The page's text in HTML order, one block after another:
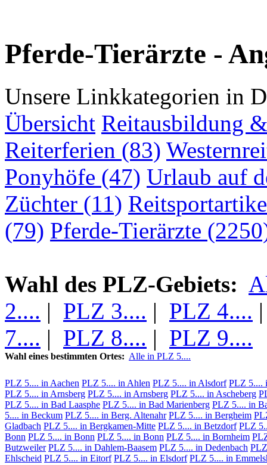
Pferde-Tierärzte -
Unsere Linkkategorien in
Übersicht Reitausbildung
Reiterferien (83)
Ponyhöfe (47) Urlaub auf
Züchter (11)
(79) Pferde-Tierärzte
Wahl des PLZ-Gebiets:
2.... | PLZ 3.... | PLZ 4....
7.... | PLZ 8.... | PLZ 9....
Wahl eines bestimmten Ortes: Alle in PLZ 5....
PLZ 5.... in Aachen PLZ 5.... in Ahlen PLZ 5.... in Alsdorf PLZ 5....
PLZ 5.... in Arnsberg PLZ 5.... in Arnsberg PLZ 5.... in Ascheberg
PLZ 5.... in Bad Laasphe PLZ 5.... in Bad Marienberg PLZ 5.... in
5.... in Beckum PLZ 5.... in Berg. Altenahr PLZ 5.... in Bergheim
Gladbach PLZ 5.... in Bergkamen-Mitte PLZ 5.... in Betzdorf PLZ
Bonn PLZ 5.... in Bonn PLZ 5.... in Bonn PLZ 5.... in Bornheim
Butzweiler PLZ 5.... in Dahlem-Baasem PLZ 5.... in Dedenbach
Ehlscheid PLZ 5.... in Eitorf PLZ 5.... in Elsdorf PLZ 5.... in